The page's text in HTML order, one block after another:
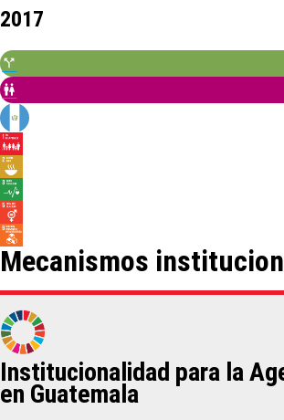
2017
Mecanismos
Institucionalidad para la
en Guatemala